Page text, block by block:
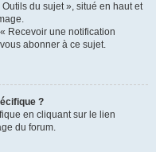
du sujet », situé en haut et
Recevoir une notification
abonner à ce sujet.
?
en cliquant sur le lien
du forum.